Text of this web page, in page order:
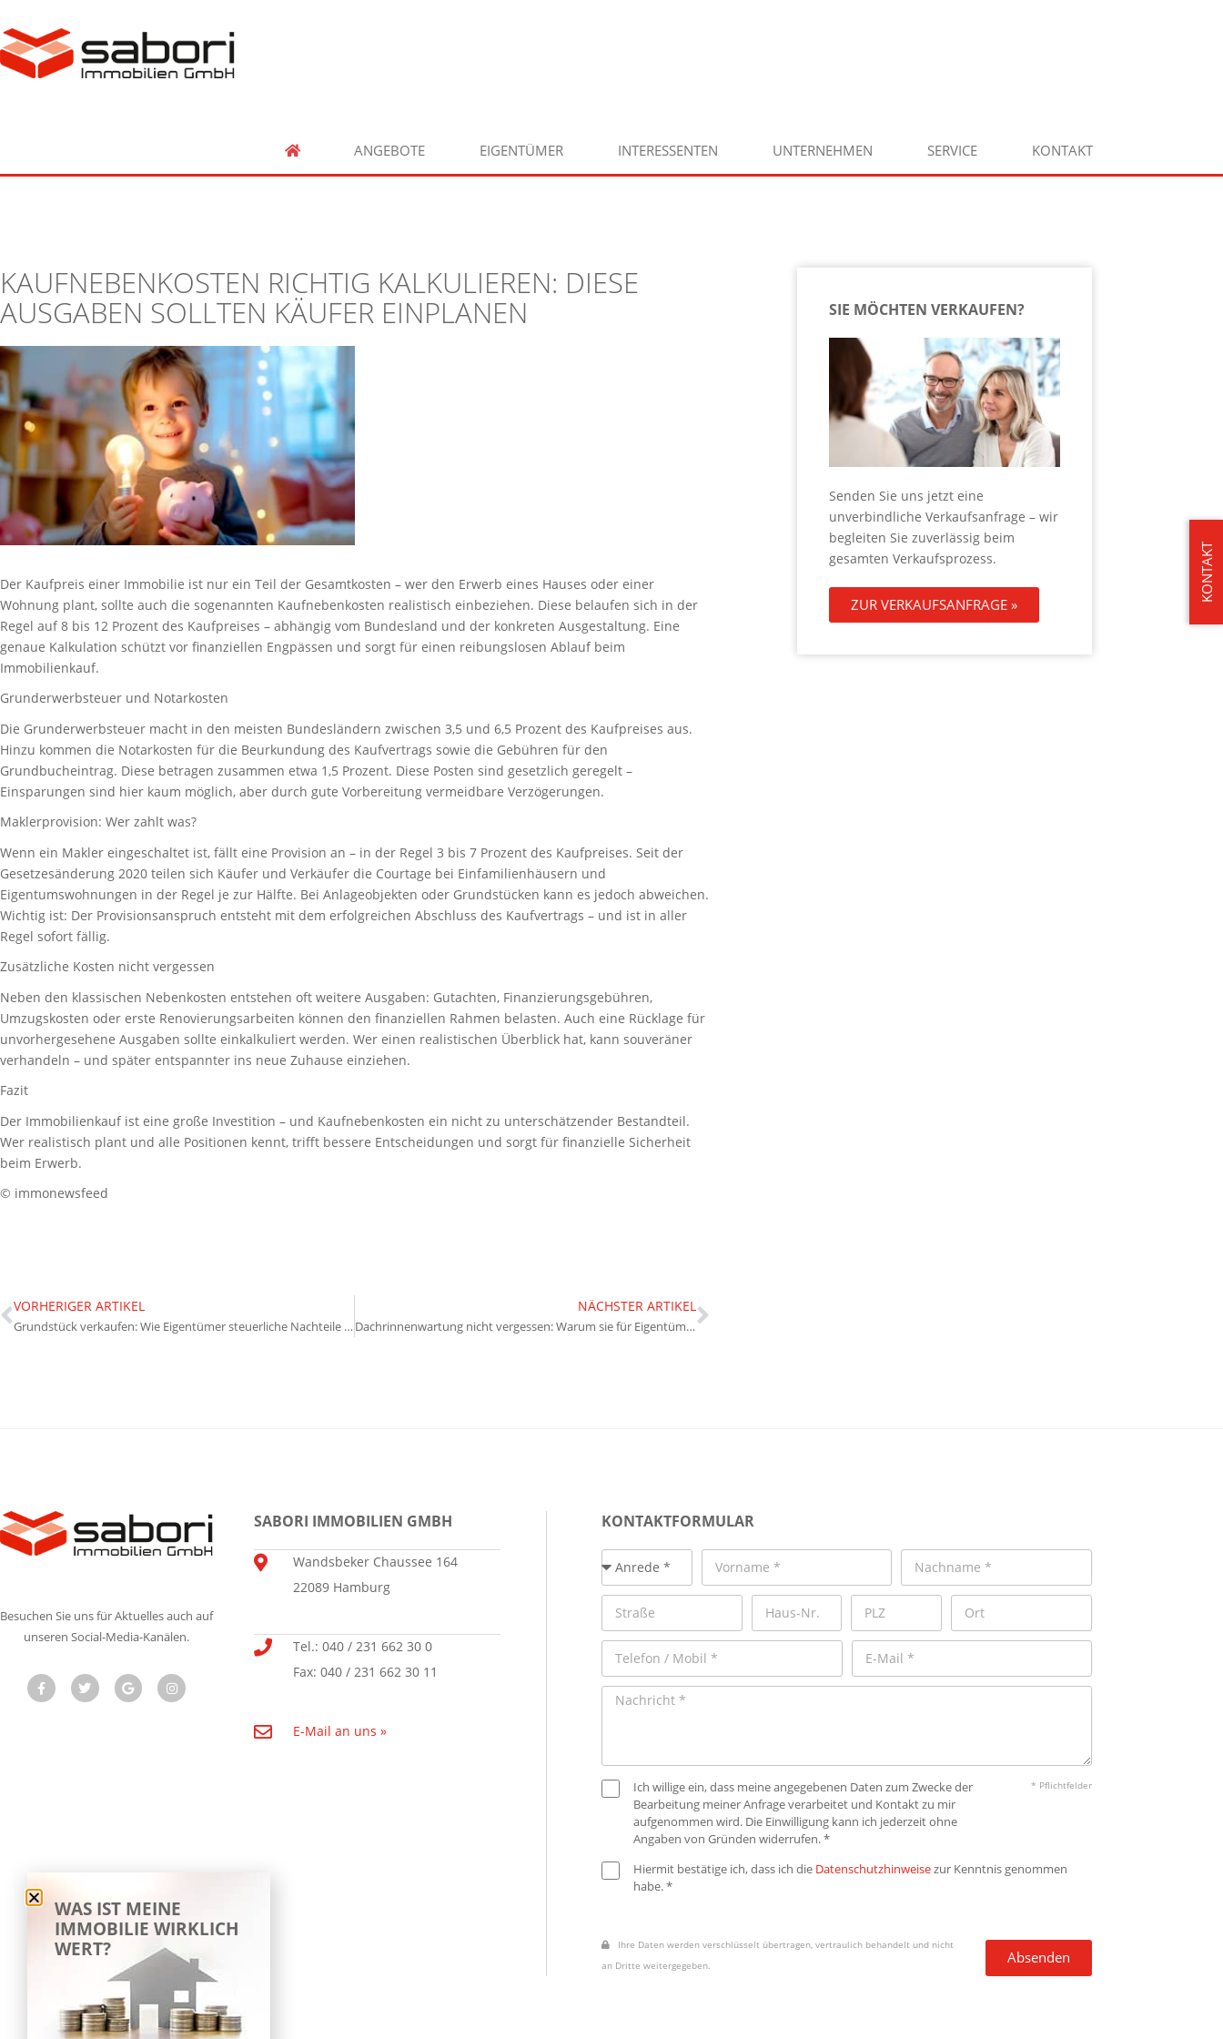
KONTAKT
ANGEBOTE EIGENTÜMER INTERESSENTEN UNTERNEHMEN SERVICE KONTAKT
KAUFNEBENKOSTEN RICHTIG KALKULIEREN: DIESE
AUSGABEN SOLLTEN KÄUFER EINPLANEN
Der Kaufpreis einer Immobilie ist nur ein Teil der Gesamtkosten – wer den Erwerb eines Hauses oder einer
Wohnung plant, sollte auch die sogenannten Kaufnebenkosten realistisch einbeziehen. Diese belaufen sich in der
Regel auf 8 bis 12 Prozent des Kaufpreises – abhängig vom Bundesland und der konkreten Ausgestaltung. Eine
genaue Kalkulation schützt vor finanziellen Engpässen und sorgt für einen reibungslosen Ablauf beim
Immobilienkauf.
Grunderwerbsteuer und Notarkosten
Die Grunderwerbsteuer macht in den meisten Bundesländern zwischen 3,5 und 6,5 Prozent des Kaufpreises aus.
Hinzu kommen die Notarkosten für die Beurkundung des Kaufvertrags sowie die Gebühren für den
Grundbucheintrag. Diese betragen zusammen etwa 1,5 Prozent. Diese Posten sind gesetzlich geregelt –
Einsparungen sind hier kaum möglich, aber durch gute Vorbereitung vermeidbare Verzögerungen.
Maklerprovision: Wer zahlt was?
Wenn ein Makler eingeschaltet ist, fällt eine Provision an – in der Regel 3 bis 7 Prozent des Kaufpreises. Seit der
Gesetzesänderung 2020 teilen sich Käufer und Verkäufer die Courtage bei Einfamilienhäusern und
Eigentumswohnungen in der Regel je zur Hälfte. Bei Anlageobjekten oder Grundstücken kann es jedoch abweichen.
Wichtig ist: Der Provisionsanspruch entsteht mit dem erfolgreichen Abschluss des Kaufvertrags – und ist in aller
Regel sofort fällig.
Zusätzliche Kosten nicht vergessen
Neben den klassischen Nebenkosten entstehen oft weitere Ausgaben: Gutachten, Finanzierungsgebühren,
Umzugskosten oder erste Renovierungsarbeiten können den finanziellen Rahmen belasten. Auch eine Rücklage für
unvorhergesehene Ausgaben sollte einkalkuliert werden. Wer einen realistischen Überblick hat, kann souveräner
verhandeln – und später entspannter ins neue Zuhause einziehen.
Fazit
Der Immobilienkauf ist eine große Investition – und Kaufnebenkosten ein nicht zu unterschätzender Bestandteil.
Wer realistisch plant und alle Positionen kennt, trifft bessere Entscheidungen und sorgt für finanzielle Sicherheit
beim Erwerb.
© immonewsfeed
VORHERIGER ARTIKEL
Grundstück verkaufen: Wie Eigentümer steuerliche Nachteile vermeiden
NÄCHSTER ARTIKEL
Dachrinnenwartung nicht vergessen: Warum sie für Eigentümer so wichtig ist
SIE MÖCHTEN VERKAUFEN?
Senden Sie uns jetzt eine
unverbindliche Verkaufsanfrage – wir
begleiten Sie zuverlässig beim
gesamten Verkaufsprozess.
ZUR VERKAUFSANFRAGE »
Besuchen Sie uns für Aktuelles auch auf
unseren Social-Media-Kanälen.
SABORI IMMOBILIEN GMBH
Wandsbeker Chaussee 164
22089 Hamburg
Tel.: 040 / 231 662 30 0
Fax: 040 / 231 662 30 11
E-Mail an uns »
KONTAKTFORMULAR
Ich willige ein, dass meine angegebenen Daten zum Zwecke der
Bearbeitung meiner Anfrage verarbeitet und Kontakt zu mir
aufgenommen wird. Die Einwilligung kann ich jederzeit ohne
Angaben von Gründen widerrufen. *
* Pflichtfelder
Hiermit bestätige ich, dass ich die Datenschutzhinweisezur Kenntnis genommen
habe. *
Ihre Daten werden verschlüsselt übertragen, vertraulich behandelt und nicht
an Dritte weitergegeben.
Absenden
WAS IST MEINE
IMMOBILIE WIRKLICH
WERT?